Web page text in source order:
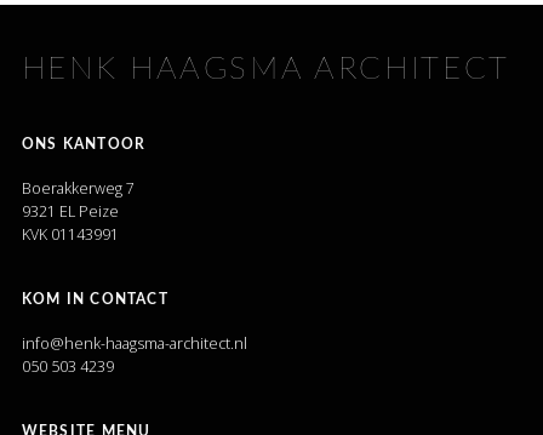
HENK HAAGSMA ARCHITECT
ONS KANTOOR
Boerakkerweg 7
9321 EL Peize
KVK 01143991
KOM IN CONTACT
info@henk-haagsma-architect.nl
050 503 4239
WEBSITE MENU